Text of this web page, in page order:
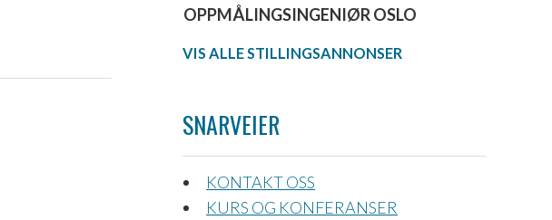
OPPMÅLINGSINGENIØR OSLO
VIS ALLE STILLINGSANNONSER
SNARVEIER
KONTAKT OSS
KURS OG KONFERANSER